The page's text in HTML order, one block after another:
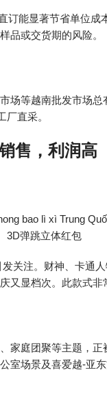
订能显著节省单位
品或交货期的风险。
场等越南批发市场
直采。
售，利润高
3D弹跳立体红包
关注。财神、卡通
显档次。此款式非
家庭团聚等主题，
室场景及喜爱越-亚东